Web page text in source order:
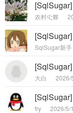
农村尐夥
SqlSugar新手
大白 2026/
fry 2026/5/